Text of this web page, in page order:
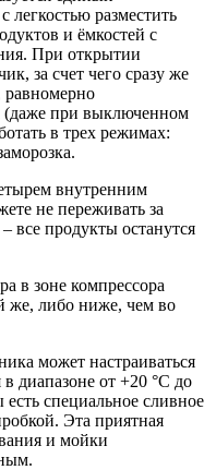
разместить
и ёмкостей с
При открытии
за счет чего сразу же
равномерно
(даже при выключенном
в трех режимах:
внутренним
не переживать за
все продукты останутся
в зоне компрессора
же, либо ниже, чем во
может настраиваться
диапазоне от +20 °C до
специальное сливное
Эта приятная
и мойки